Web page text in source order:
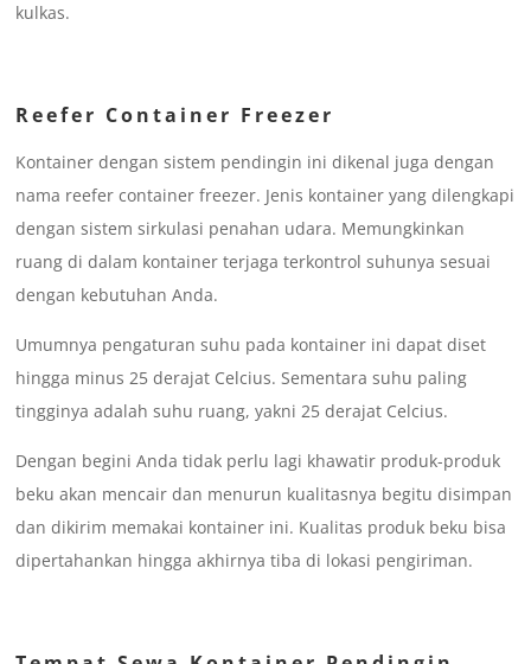
kulkas.
Reefer Container Freezer
Kontainer dengan sistem pendingin ini dikenal juga dengan
nama reefer container freezer. Jenis kontainer yang dilengkapi
dengan sistem sirkulasi penahan udara. Memungkinkan
ruang di dalam kontainer terjaga terkontrol suhunya sesuai
dengan kebutuhan Anda.
Umumnya pengaturan suhu pada kontainer ini dapat diset
hingga minus 25 derajat Celcius. Sementara suhu paling
tingginya adalah suhu ruang, yakni 25 derajat Celcius.
Dengan begini Anda tidak perlu lagi khawatir produk-produk
beku akan mencair dan menurun kualitasnya begitu disimpan
dan dikirim memakai kontainer ini. Kualitas produk beku bisa
dipertahankan hingga akhirnya tiba di lokasi pengiriman.